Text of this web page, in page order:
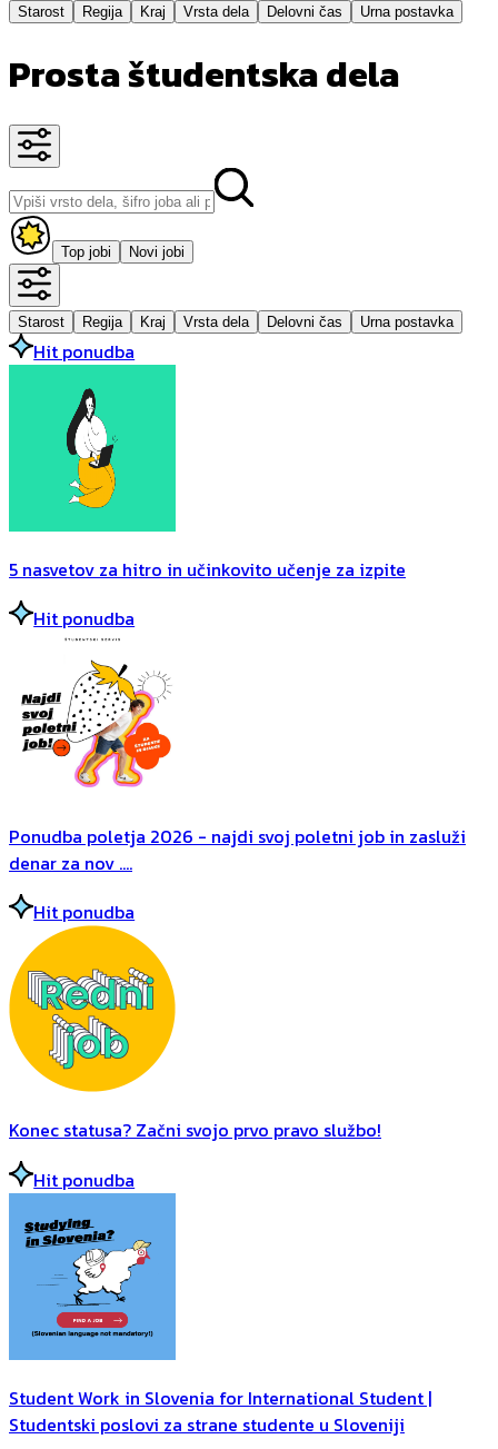
Starost Regija Kraj Vrsta dela Delovni čas Urna postavka
Prosta študentska dela
Top jobi Novi jobi
Starost Regija Kraj Vrsta dela Delovni čas Urna postavka
Hit ponudba
5 nasvetov za hitro in učinkovito učenje za izpite
Hit ponudba
Ponudba poletja 2026 - najdi svoj poletni job in zasluži
denar za nov ....
Hit ponudba
Konec statusa? Začni svojo prvo pravo službo!
Hit ponudba
Student Work in Slovenia for International Student |
Studentski poslovi za strane studente u Sloveniji